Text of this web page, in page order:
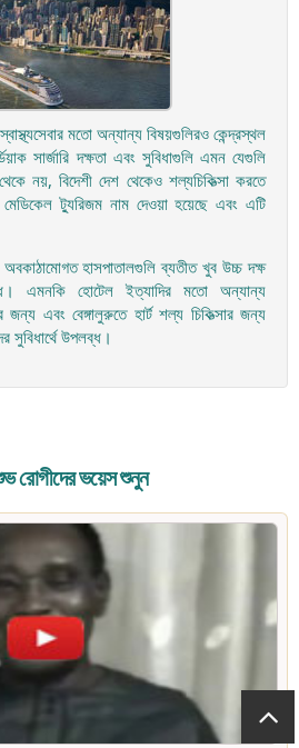
মতো অন্যান্য বিষয়গুলিরও কেন্দ্রস্থল
সার্জারি দক্ষতা এবং সুবিধাগুলি এমন যেগুলি
নয়, বিদেশী দেশ থেকেও শল্যচিকিত্সা করতে
ট্যুরিজম নাম দেওয়া হয়েছে এবং এটি
হাসপাতালগুলি ব্যতীত খুব উচ্চ দক্ষ
এমনকি হোটেল ইত্যাদির মতো অন্যান্য
এবং বেঙ্গালুরুতে হার্ট শল্য চিকিত্সার জন্য
সুবিধার্থে উপলব্ধ।
রোগীদের ভয়েস শুনুন